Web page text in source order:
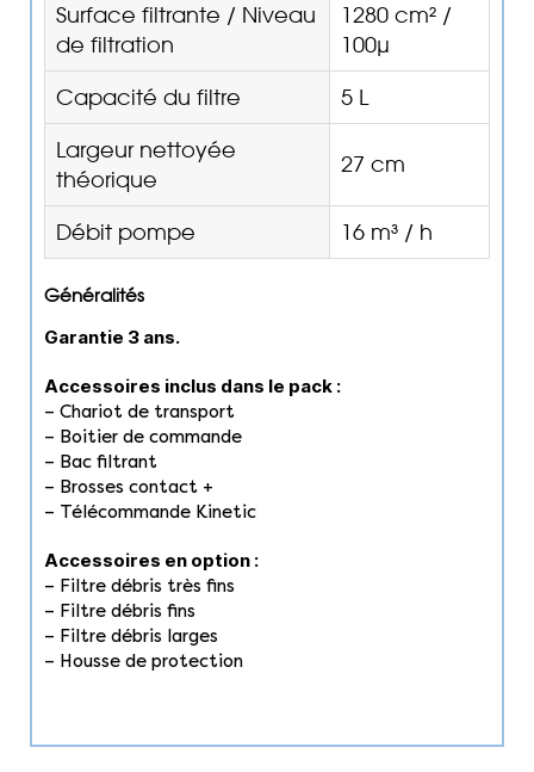
Surface filtrante / Niveau
de filtration
1280 cm² /
100μ
Capacité du filtre 5 L
Largeur nettoyée
théorique
27 cm
Débit pompe 16 m³ / h
Généralités
Garantie 3 ans.
Accessoires inclus dans le pack :
– Chariot de transport
– Boitier de commande
– Bac filtrant
– Brosses contact +
– Télécommande Kinetic
Accessoires en option :
– Filtre débris très fins
– Filtre débris fins
– Filtre débris larges
– Housse de protection